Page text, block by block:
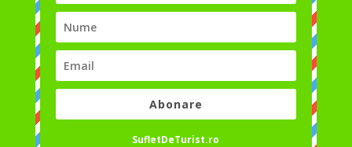
Abonare
SufletDeTurist.ro